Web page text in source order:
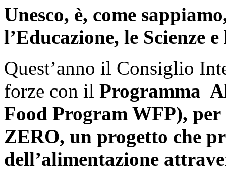
Unesco, è, come
l’Educazione, le Scienze
Quest’anno il Consiglio
forze con il Programma
Food Program WFP),
ZERO, un progetto che
dell’alimentazione